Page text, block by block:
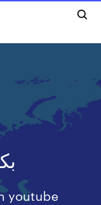
youtube